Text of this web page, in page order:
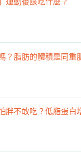
？脂肪的體積是同重
胖不敢吃？低脂蛋白